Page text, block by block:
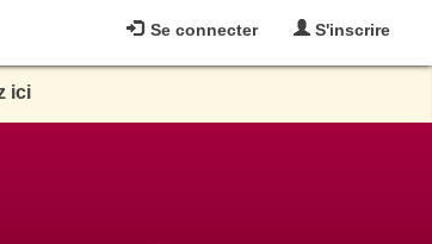
Se connecter S'inscrire
ici